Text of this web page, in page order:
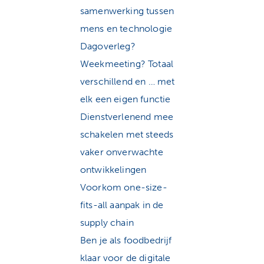
samenwerking tussen
mens en technologie
Dagoverleg?
Weekmeeting? Totaal
verschillend en … met
elk een eigen functie
Dienstverlenend mee
schakelen met steeds
vaker onverwachte
ontwikkelingen
Voorkom one-size-
fits-all aanpak in de
supply chain
Ben je als foodbedrijf
klaar voor de digitale